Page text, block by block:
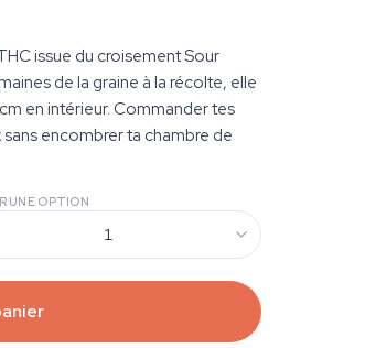
issue du croisement Sour
de la graine à la récolte, elle
en intérieur. Commander tes
encombrer ta chambre de
UNE OPTION
1